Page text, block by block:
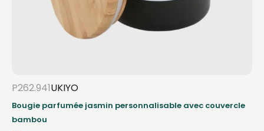
P262.941UKIYO
Bougie parfumée jasmin personnalisable avec couvercle
bambou